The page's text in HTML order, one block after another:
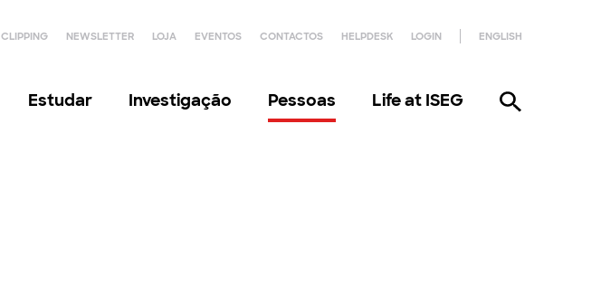
CLIPPING NEWSLETTER LOJA EVENTOS CONTACTOS HELPDESK LOGIN ENGLISH
Estudar Investigação Pessoas Life at ISEG